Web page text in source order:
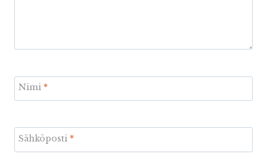
Nimi *
Sähköposti *